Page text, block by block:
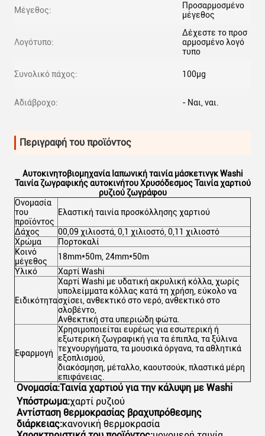
Μέγεθος:
Προσαρμοσμένο
μέγεθος
Λογότυπο:
Δέχεστε το προσ
αρμοσμένο λογό
τυπο
Συνολικό πάχος: 100μg
Αδιάβροχο: - Ναι, ναι.
Περιγραφή του προϊόντος
Αυτοκινητοβιομηχανία Ιαπωνική ταινία μάσκετινγκ Washi
Ταινία ζωγραφικής αυτοκινήτου Χρυσόδεσμος Ταινία χαρτιού
ρυζιού ζωγράφου
Ονομασία
του
προϊόντος
Ελαστική ταινία προσκόλλησης χαρτιού
Δάχος
00,09 χιλιοστά, 0,1 χιλιοστό, 0,11 χιλιοστό
Χρώμα
Πορτοκαλί
Κοινό
μέγεθος
18mm*50m, 24mm*50m
Υλικό
Χαρτί Washi
Ειδικότητα
Χαρτί Washi με υδατική ακρυλική κόλλα, χωρίς
υπολείμματα κόλλας κατά τη χρήση, εύκολο να
σχίσει, ανθεκτικό στο νερό, ανθεκτικό στο
σλοβέντο,
Ανθεκτική στα υπεριώδη φώτα.
Εφαρμογή
Χρησιμοποιείται ευρέως για εσωτερική ή
εξωτερική ζωγραφική για τα έπιπλα, τα ξύλινα
τεχνουργήματα, τα μουσικά όργανα, τα αθλητικά
εξοπλισμού,
διακόσμηση, μέταλλο, καουτσούκ, πλαστικά μέρη
επιφάνειας.
Ονομασία:Ταινία χαρτιού για την κάλυψη με Washi
Υπόστρωμα:χαρτί ρυζιού
Αντίσταση θερμοκρασίας βραχυπρόθεσμης
διάρκειας:κανονική θερμοκρασία